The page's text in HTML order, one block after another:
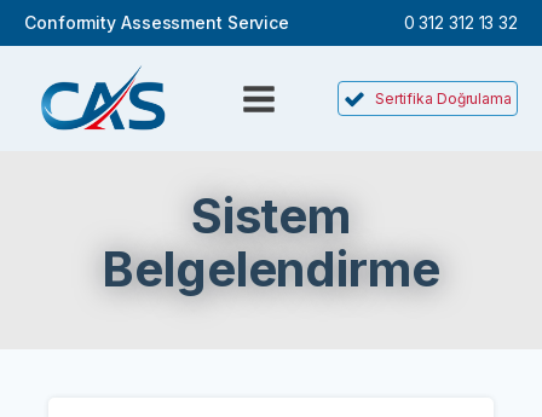
Conformity Assessment Service 0 312 312 13 32
Sertifika Doğrulama
Sistem
Belgelendirme